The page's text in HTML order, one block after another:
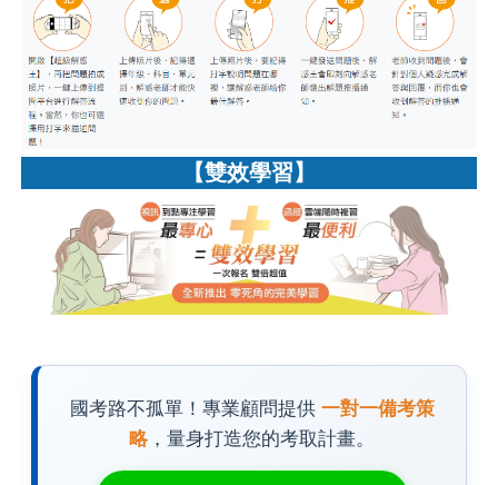
【雙效學習】
國考路不孤單！專業顧問提供 一對一備考策
略，量身打造您的考取計畫。